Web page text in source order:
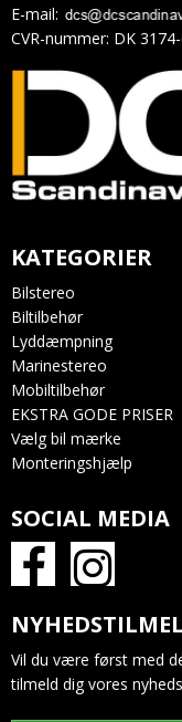
E-mail:
CVR-nummer: DK
KATEGORIER
Bilstereo
Biltilbehør
Lyddæmpning
Marinestereo
Mobiltilbehør
EKSTRA GODE PRISER
Vælg bil mærke
Monteringshjælp
SOCIAL MEDIA
Vil du være først med
tilmeld dig vores